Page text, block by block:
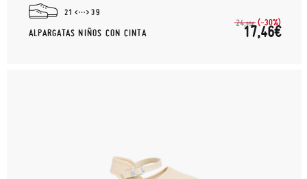
21 39
ALPARGATAS NIÑOS CON CINTA
24,95€ (-30%)
17,46€